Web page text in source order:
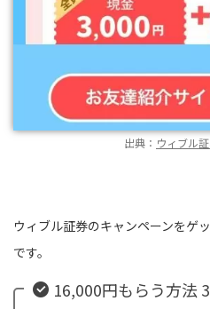
出典： ウィブル
ウィブル証券のキャンペーンをゲ
です。
16,000円もらう方法